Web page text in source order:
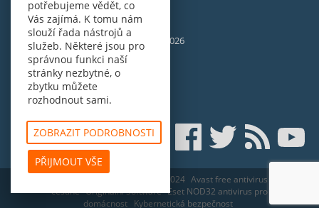
potřebujeme vědět, co
Vás zajímá. K tomu nám
slouží řada nástrojů a
služeb. Některé jsou pro
správnou funkci naší
stránky nezbytné, o
zbytku můžete
rozhodnout sami.
ZOBRAZIT PODROBNOSTI
PŘIJMOUT VŠE
© Amenit Software Solutions, 1998 - 2026
Powered by nopCommerce
ESET HOME Security Essential - edice 2024 Avast free antivirus zdarma v
češtině Originální Software Eset NOD32 antivirus pro
domácnost Kybernetická bezpečnost